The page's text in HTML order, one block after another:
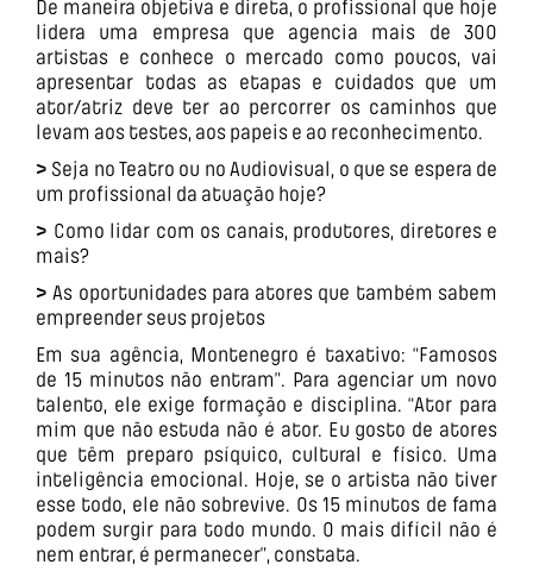
De maneira objetiva e direta, o profissional que hoje
lidera uma empresa que agencia mais de 300
artistas e conhece o mercado como poucos, vai
apresentar todas as etapas e cuidados que um
ator/atriz deve ter ao percorrer os caminhos que
levam aos testes, aos papeis e ao reconhecimento.
> Seja no Teatro ou no Audiovisual, o que se espera de
um profissional da atuação hoje?
> Como lidar com os canais, produtores, diretores e
mais?
> As oportunidades para atores que também sabem
empreender seus projetos
Em sua agência, Montenegro é taxativo: “Famosos
de 15 minutos não entram”. Para agenciar um novo
talento, ele exige formação e disciplina. “Ator para
mim que não estuda não é ator. Eu gosto de atores
que têm preparo psíquico, cultural e físico. Uma
inteligência emocional. Hoje, se o artista não tiver
esse todo, ele não sobrevive. Os 15 minutos de fama
podem surgir para todo mundo. O mais difícil não é
nem entrar, é permanecer”, constata.